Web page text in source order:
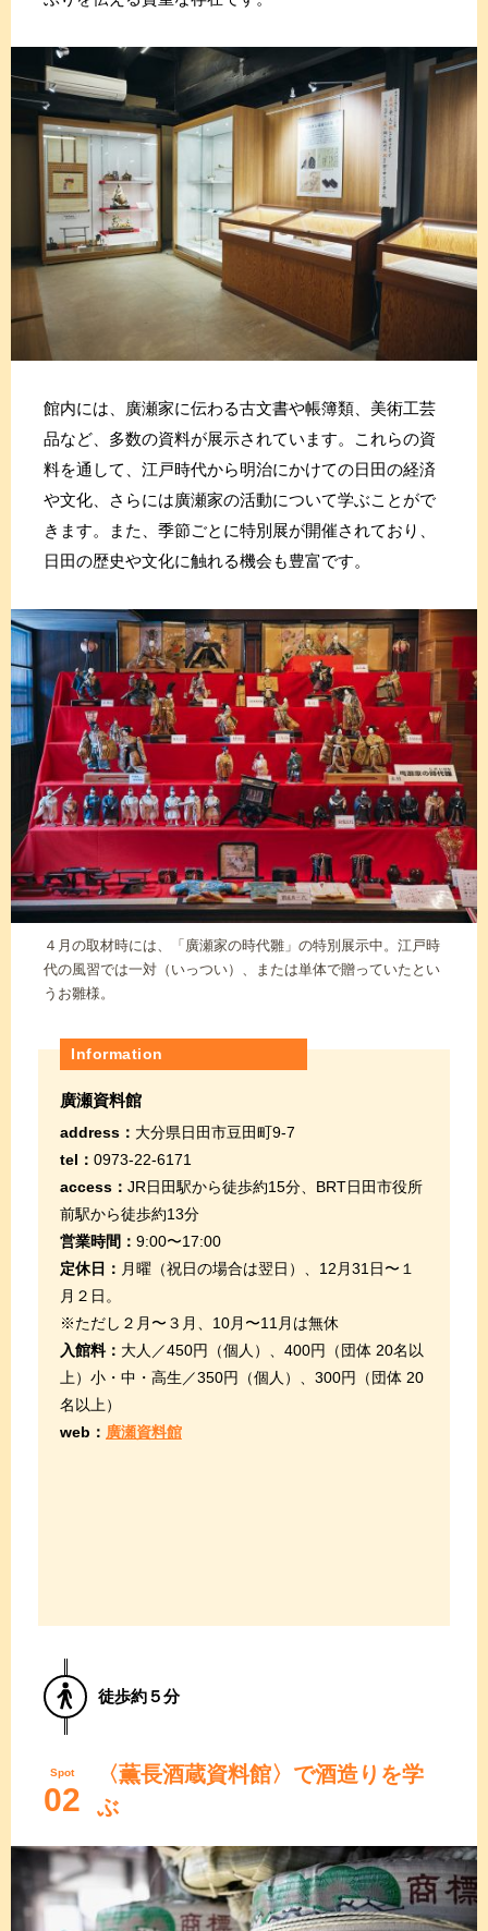
館内には、廣瀬家に伝わる古文書や帳簿類、美術工芸
品など、多数の資料が展示されています。これらの資
料を通して、江戸時代から明治にかけての日田の経済
や文化、さらには廣瀬家の活動について学ぶことがで
きます。また、季節ごとに特別展が開催されており、
日田の歴史や文化に触れる機会も豊富です。
４月の取材時には、「廣瀬家の時代雛」の特別展示中。江戸時
代の風習では一対（いっつい）、または単体で贈っていたとい
うお雛様。
Information
廣瀬資料館
address： 大分県日田市豆田町9-7
tel： 0973-22-6171
access： JR日田駅から徒歩約15分、BRT日田市役所
前駅から徒歩約13分
営業時間： 9:00〜17:00
定休日： 月曜（祝日の場合は翌日）、12月31日〜１
月２日。
※ただし２月〜３月、10月〜11月は無休
入館料： 大人／450円（個人）、400円（団体 20名以
上）小・中・高生／350円（個人）、300円（団体 20
名以上）
web： 廣瀬資料館
徒歩約５分
Spot
02
〈薫長酒蔵資料館〉で酒造りを学
ぶ